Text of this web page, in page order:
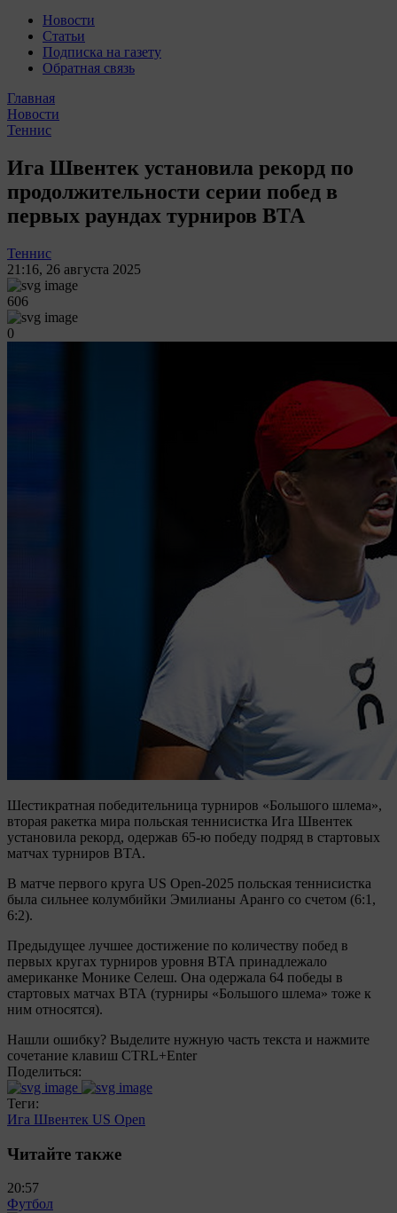
Новости
Статьи
Подписка на газету
Обратная связь
Главная
Новости
Теннис
Ига Швентек установила рекорд по
продолжительности серии побед в
первых раундах турниров ВТА
Теннис
21:16, 26 августа 2025
606
0
Шестикратная победительница турниров «Большого шлема»,
вторая ракетка мира польская теннисистка Ига Швентек
установила рекорд, одержав 65-ю победу подряд в стартовых
матчах турниров ВТА.
В матче первого круга US Open-2025 польская теннисистка
была сильнее колумбийки Эмилианы Аранго со счетом (6:1,
6:2).
Предыдущее лучшее достижение по количеству побед в
первых кругах турниров уровня ВТА принадлежало
американке Монике Селеш. Она одержала 64 победы в
стартовых матчах ВТА (турниры «Большого шлема» тоже к
ним относятся).
Нашли ошибку? Выделите нужную часть текста и нажмите
сочетание клавиш CTRL+Enter
Поделиться:
Теги:
Ига Швентек US Open
Читайте также
20:57
Футбол